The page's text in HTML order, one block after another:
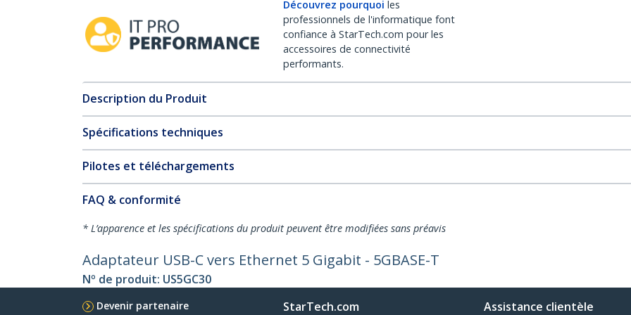
Découvrez pourquoi les
professionnels de l'informatique font
confiance à StarTech.com pour les
accessoires de connectivité
performants.
Description du Produit
Spécifications techniques
Pilotes et téléchargements
FAQ & conformité
* L’apparence et les spécifications du produit peuvent être modifiées sans préavis
Adaptateur USB-C vers Ethernet 5 Gigabit - 5GBASE-T
Nº de produit: US5GC30
Devenir partenaire
StarTech.com Assistance clientèle